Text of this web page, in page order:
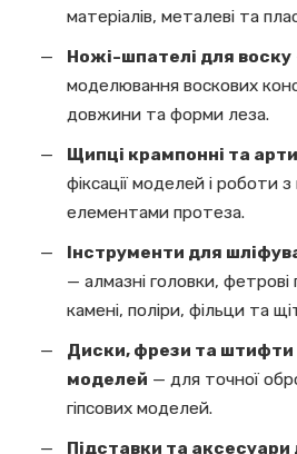
матеріалів, металеві та
Ножі-шпателі для воску
моделювання воскових
довжини та форми леза.
Щипці крампонні та
фіксації моделей і роботи
елементами протеза.
Інструменти для
— алмазні головки, фетрові
камені, поліри, фільци та
Диски, фрези та штифти
моделей — для точної
гіпсових моделей.
Підставки та аксесуари